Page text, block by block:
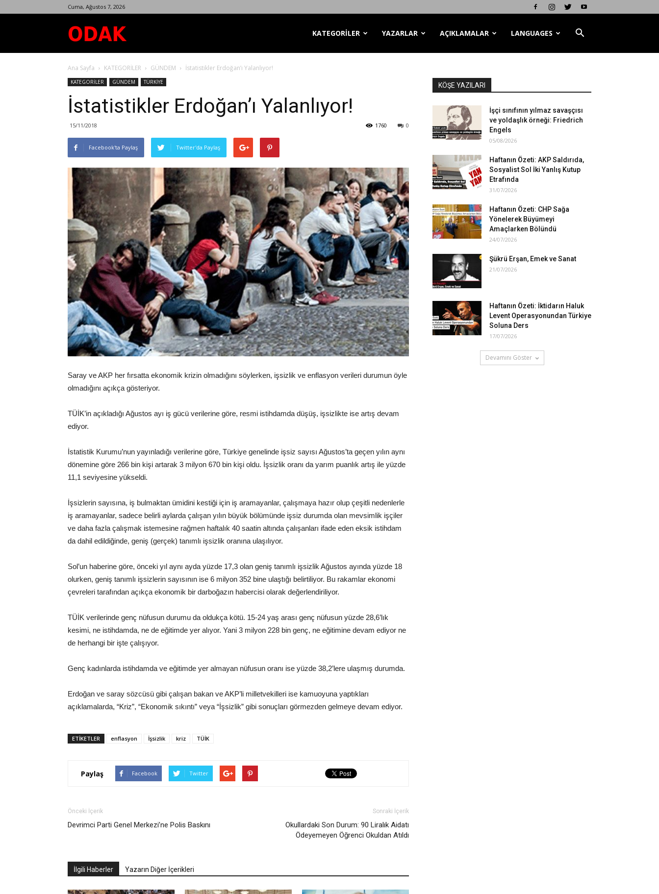
Cuma, Ağustos 7, 2026
Dergisi
KATEGORİLER YAZARLAR AÇIKLAMALAR LANGUAGES
Ana Sayfa KATEGORİLER GÜNDEM İstatistikler Erdoğan’ı Yalanlıyor!
KATEGORİLER GÜNDEM TÜRKİYE
İstatistikler Erdoğan’ı Yalanlıyor!
15/11/2018 0
1760
Facebook'ta Paylaş Twitter'da Paylaş
Saray ve AKP her fırsatta ekonomik krizin olmadığını söylerken, işsizlik ve enflasyon verileri durumun öyle
olmadığını açıkça gösteriyor.
TÜİK’in açıkladığı Ağustos ayı iş gücü verilerine göre, resmi istihdamda düşüş, işsizlikte ise artış devam
ediyor.
İstatistik Kurumu’nun yayınladığı verilerine göre, Türkiye genelinde işsiz sayısı Ağustos’ta geçen yılın aynı
dönemine göre 266 bin kişi artarak 3 milyon 670 bin kişi oldu. İşsizlik oranı da yarım puanlık artış ile yüzde
11,1 seviyesine yükseldi.
İşsizlerin sayısına, iş bulmaktan ümidini kestiği için iş aramayanlar, çalışmaya hazır olup çeşitli nedenlerle
iş aramayanlar, sadece belirli aylarda çalışan yılın büyük bölümünde işsiz durumda olan mevsimlik işçiler
ve daha fazla çalışmak istemesine rağmen haftalık 40 saatin altında çalışanları ifade eden eksik istihdam
da dahil edildiğinde, geniş (gerçek) tanımlı işsizlik oranına ulaşılıyor.
Sol’un haberine göre, önceki yıl aynı ayda yüzde 17,3 olan geniş tanımlı işsizlik Ağustos ayında yüzde 18
olurken, geniş tanımlı işsizlerin sayısının ise 6 milyon 352 bine ulaştığı belirtiliyor. Bu rakamlar ekonomi
çevreleri tarafından açıkça ekonomik bir darboğazın habercisi olarak değerlendiriliyor.
TÜİK verilerinde genç nüfusun durumu da oldukça kötü. 15-24 yaş arası genç nüfusun yüzde 28,6’lık
kesimi, ne istihdamda, ne de eğitimde yer alıyor. Yani 3 milyon 228 bin genç, ne eğitimine devam ediyor ne
de herhangi bir işte çalışıyor.
Genç kadınlarda istihdamda ve eğitimde yer almayan nüfusun oranı ise yüzde 38,2’lere ulaşmış durumda.
Erdoğan ve saray sözcüsü gibi çalışan bakan ve AKP’li milletvekilleri ise kamuoyuna yaptıkları
açıklamalarda, “Kriz”, “Ekonomik sıkıntı” veya “İşsizlik” gibi sonuçları görmezden gelmeye devam ediyor.
ETIKETLER enflasyon İşsizlik kriz TÜİK
Paylaş Facebook Twitter
Önceki İçerik
Devrimci Parti Genel Merkezi’ne Polis Baskını
Sonraki İçerik
Okullardaki Son Durum: 90 Liralık Aidatı
Ödeyemeyen Öğrenci Okuldan Atıldı
İlgili Haberler Yazarın Diğer İçerikleri
KÖŞE YAZILARI
İşçi sınıfının yılmaz savaşçısı
ve yoldaşlık örneği: Friedrich
Engels
05/08/2026
Haftanın Özeti: AKP Saldırıda,
Sosyalist Sol İki Yanlış Kutup
Etrafında
31/07/2026
Haftanın Özeti: CHP Sağa
Yönelerek Büyümeyi
Amaçlarken Bölündü
24/07/2026
Şükrü Erşan, Emek ve Sanat
21/07/2026
Haftanın Özeti: İktidarın Haluk
Levent Operasyonundan Türkiye
Soluna Ders
17/07/2026
Devamını Göster